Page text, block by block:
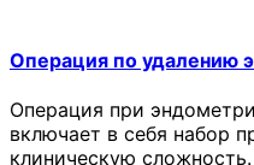
Операция по удалению
Операция при
включает в себя набор
клиническую